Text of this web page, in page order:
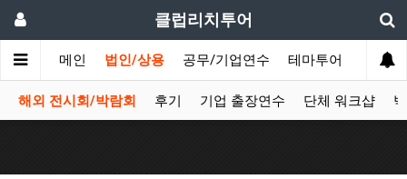
클럽리치투어
메인 법인/상용 공무/기업연수 테마투어 데이투
해외 전시회/박람회 후기 기업 출장연수 단체 워크샵